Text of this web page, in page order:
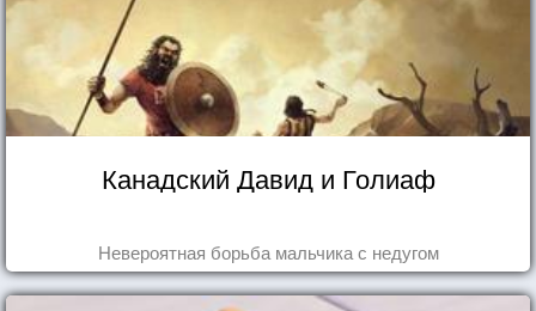
Канадский Давид и Голиаф
Невероятная борьба мальчика с недугом